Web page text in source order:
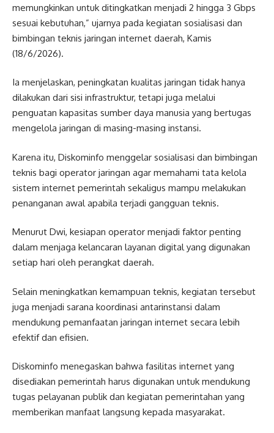
memungkinkan untuk ditingkatkan menjadi 2 hingga 3 Gbps
sesuai kebutuhan,” ujarnya pada kegiatan sosialisasi dan
bimbingan teknis jaringan internet daerah, Kamis
(18/6/2026).
Ia menjelaskan, peningkatan kualitas jaringan tidak hanya
dilakukan dari sisi infrastruktur, tetapi juga melalui
penguatan kapasitas sumber daya manusia yang bertugas
mengelola jaringan di masing-masing instansi.
Karena itu, Diskominfo menggelar sosialisasi dan bimbingan
teknis bagi operator jaringan agar memahami tata kelola
sistem internet pemerintah sekaligus mampu melakukan
penanganan awal apabila terjadi gangguan teknis.
Menurut Dwi, kesiapan operator menjadi faktor penting
dalam menjaga kelancaran layanan digital yang digunakan
setiap hari oleh perangkat daerah.
Selain meningkatkan kemampuan teknis, kegiatan tersebut
juga menjadi sarana koordinasi antarinstansi dalam
mendukung pemanfaatan jaringan internet secara lebih
efektif dan efisien.
Diskominfo menegaskan bahwa fasilitas internet yang
disediakan pemerintah harus digunakan untuk mendukung
tugas pelayanan publik dan kegiatan pemerintahan yang
memberikan manfaat langsung kepada masyarakat.